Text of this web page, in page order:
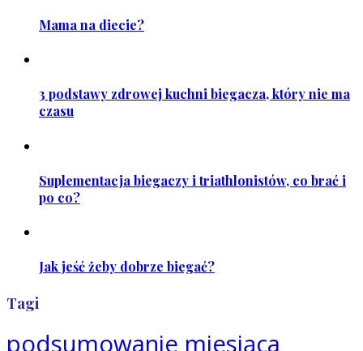
Mama na diecie?
3 podstawy zdrowej kuchni biegacza, który nie ma
czasu
Suplementacja biegaczy i triathlonistów, co brać i
po co?
Jak jeść żeby dobrze biegać?
Tagi
podsumowanie miesiąca